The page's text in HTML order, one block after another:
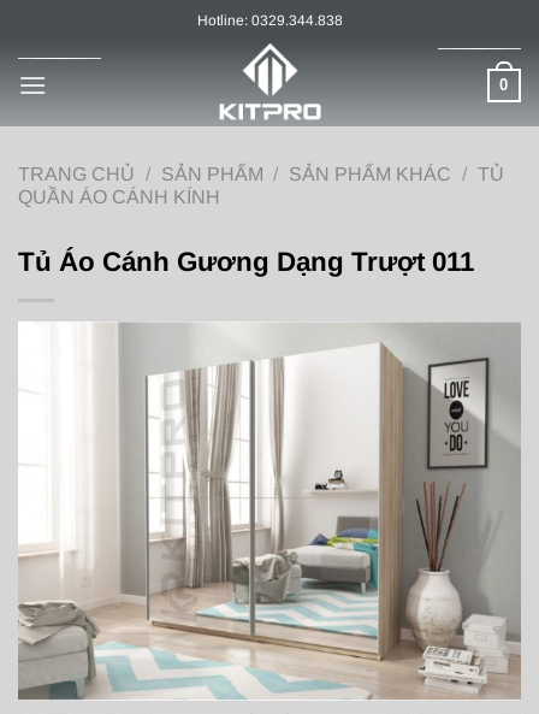
nội
Hotline: 0329.344.838
0
TRANG CHỦ / SẢN PHẨM / SẢN PHẨM KHÁC / TỦ
QUẦN ÁO CÁNH KÍNH
Tủ Áo Cánh Gương Dạng Trượt 011